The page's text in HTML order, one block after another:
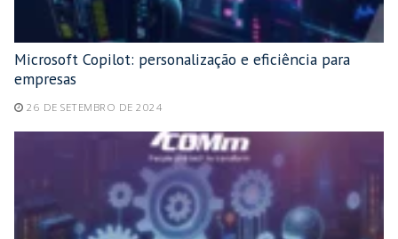
Microsoft Copilot: personalização e eficiência para
empresas
26 DE SETEMBRO DE 2024